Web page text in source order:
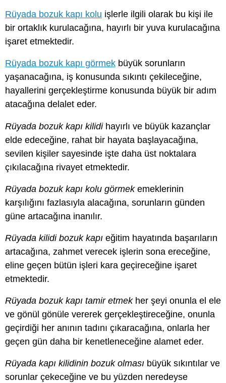
Rüyada bozuk kapı kolu işlerle ilgili olarak bu kişi ile
bir ortaklık kurulacağına, hayırlı bir yuva kurulacağına
işaret etmektedir.
Rüyada bozuk kapı görmek büyük sorunların
yaşanacağına, iş konusunda sıkıntı çekileceğine,
hayallerini gerçekleştirme konusunda büyük bir adım
atacağına delalet eder.
Rüyada bozuk kapı kilidihayırlı ve büyük kazançlar
elde edeceğine, rahat bir hayata başlayacağına,
sevilen kişiler sayesinde işte daha üst noktalara
çıkılacağına rivayet etmektedir.
Rüyada bozuk kapı kolu görmekemeklerinin
karşılığını fazlasıyla alacağına, sorunların günden
güne artacağına inanılır.
Rüyada kilidi bozuk kapı eğitim hayatında başarıların
artacağına, zahmet verecek işlerin sona ereceğine,
eline geçen bütün işleri kara geçireceğine işaret
etmektedir.
Rüyada bozuk kapı tamir etmekher şeyi onunla el ele
ve gönül gönüle vererek gerçekleştireceğine, onunla
geçirdiği her anının tadını çıkaracağına, onlarla her
geçen gün daha bir kenetleneceğine alamet eder.
Rüyada kapı kilidinin bozuk olması büyük sıkıntılar ve
sorunlar çekeceğine ve bu yüzden neredeyse